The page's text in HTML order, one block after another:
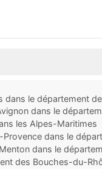
dans le département
dans le
les Alpes-Maritimes
dans le
dans le
des Bouches-du-